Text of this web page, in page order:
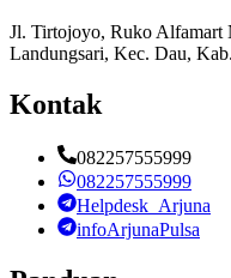
Jl. Tirtojoyo, Ruko
Landungsari, Kec. Dau,
Kontak
082257555999
082257555999
Helpdesk_Arjuna
infoArjunaPulsa